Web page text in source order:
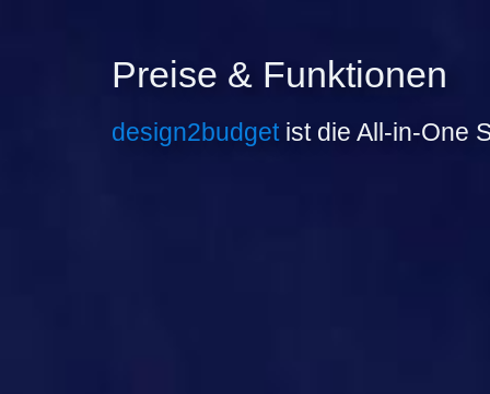
Preise & Funktionen
design2budgetist die All-in-One